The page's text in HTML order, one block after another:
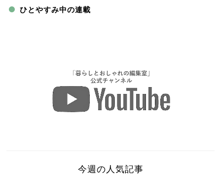
ひとやすみ中の連載
今週の人気記事